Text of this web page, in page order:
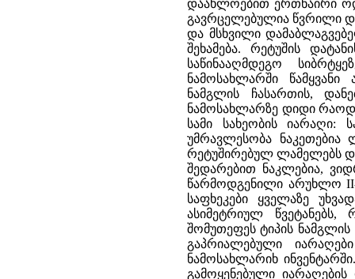
დაახლოებით ერთნაირი
გავრცელებულია წვრილი
და მსხვილი
შეხამება. რეტუშის
საწინააღმდეგო
ნამოსახლარში
ნამგლის ჩასართის,
ნამოსახლარზე დიდი
სამი სახეობის იარაღი:
უმრავლესობა ნაკეთებია
რეტუშირებულ ლამელებს
შედარებით ნაკლებია,
წარმოდგენილი არუხლო
საფხეკები ყველაზე
ასიმეტრიულ
შომუთეფეს ტიპის
გაპრიალებული
ნამოსახლარიხ
გამოყენებული